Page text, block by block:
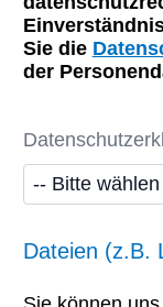
Sie die
der
Dateien (z.B.